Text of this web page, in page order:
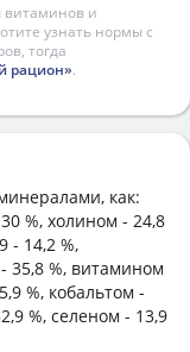
витаминов и
узнать нормы с
тогда
рацион».
как:
%, холином - 24,8
- 14,2 %,
35,8 %, витамином
%, кобальтом -
%, селеном - 13,9